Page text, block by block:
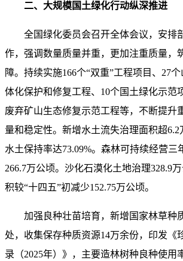
二、大规模国土绿化行动纵深推进
全国绿化委员会召开全体会议，安排
作，强调数量质量并重，更加注重质量，
障。持续实施166个“双重”工程项目、27
体化保护和修复工程、10个国土绿化示范
废弃矿山生态修复示范工程等，不断提升
量和稳定性。新增水土流失治理面积超6.2
水土保持率达73.09%。森林可持续经营三
266.7万公顷。沙化石漠化土地治理328.9
积较“十四五”初减少152.75万公顷。
加强良种壮苗培育，新增国家林草种
处，收集保存种质资源14万余份，印发《
录（2025年）》，主要造林树种良种使用